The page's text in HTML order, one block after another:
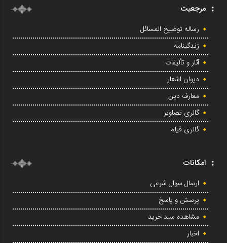
مرجعیت
رساله توضیح المسائل
زندگینامه
آثار و تألیفات
دیوان اشعار
معارف دین
گالری تصاویر
گالری فیلم
امکانات
ارسال سوال شرعی
پرسش و پاسخ
مشاهده سبد خرید
اخبار